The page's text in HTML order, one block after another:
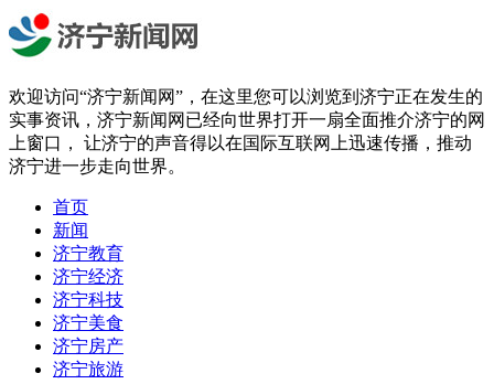
欢迎访问“济宁新闻网”，在这里您可以浏览到济宁正在发生的
实事资讯，济宁新闻网已经向世界打开一扇全面推介济宁的网
上窗口， 让济宁的声音得以在国际互联网上迅速传播，推动
济宁进一步走向世界。
首页
新闻
济宁教育
济宁经济
济宁科技
济宁美食
济宁房产
济宁旅游